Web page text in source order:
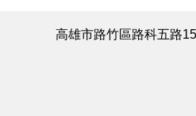
高雄市路竹區路科五路